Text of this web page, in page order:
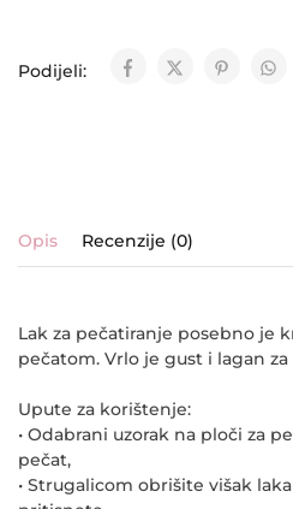
Podijeli:
Opis Recenzije (0)
Lak za pečatiranje posebno je
pečatom. Vrlo je gust i lagan
Upute za korištenje:
• Odabrani uzorak na ploči za
pečat,
• Strugalicom obrišite višak